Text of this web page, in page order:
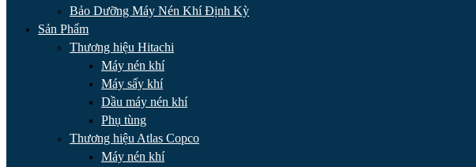
Bảo Dưỡng Máy Nén Khí Định Kỳ
Sản Phẩm
Thương hiệu Hitachi
Máy nén khí
Máy sấy khí
Dầu máy nén khí
Phụ tùng
Thương hiệu Atlas Copco
Máy nén khí